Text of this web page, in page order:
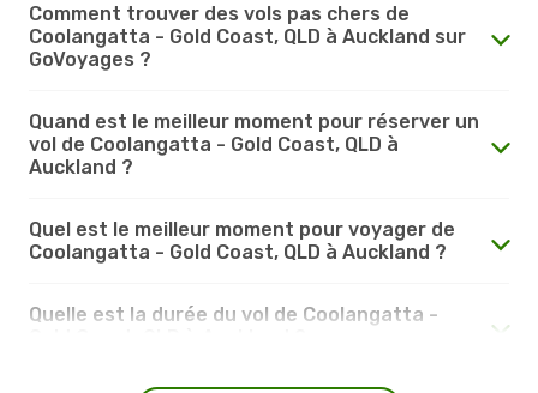
Comment trouver des vols pas chers de
Coolangatta - Gold Coast, QLD à Auckland sur
GoVoyages ?
Quand est le meilleur moment pour réserver un
vol de Coolangatta - Gold Coast, QLD à
Auckland ?
Quel est le meilleur moment pour voyager de
Coolangatta - Gold Coast, QLD à Auckland ?
Quelle est la durée du vol de Coolangatta -